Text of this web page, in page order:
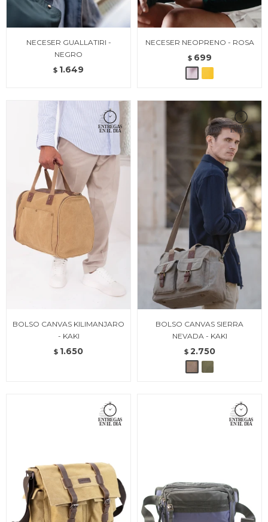
NECESER GUALLATIRI -
NEGRO
$ 1.649
NECESER NEOPRENO - ROSA
$ 699
BOLSO CANVAS KILIMANJARO
- KAKI
$ 1.650
BOLSO CANVAS SIERRA
NEVADA - KAKI
$ 2.750